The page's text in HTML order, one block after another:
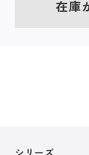
在庫
シリーズ